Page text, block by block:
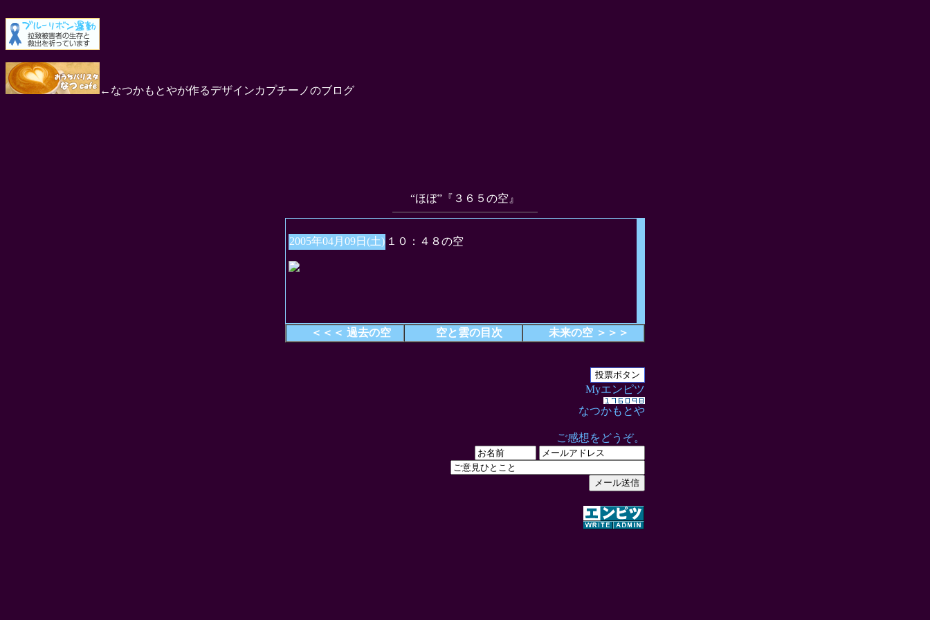
←なつかもとやが作るデザインカプチーノのブログ
“ほぼ”『３６５の空』
2005年04月09日(土) １０：４８の空
＜＜＜ 過去の空 空と雲の目次 未来の空 ＞＞＞
Myエンピツ
なつかもとや
ご感想をどうぞ。